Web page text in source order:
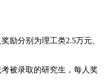
励分别为理工类2.5万元、
被录取的研究生，每人奖